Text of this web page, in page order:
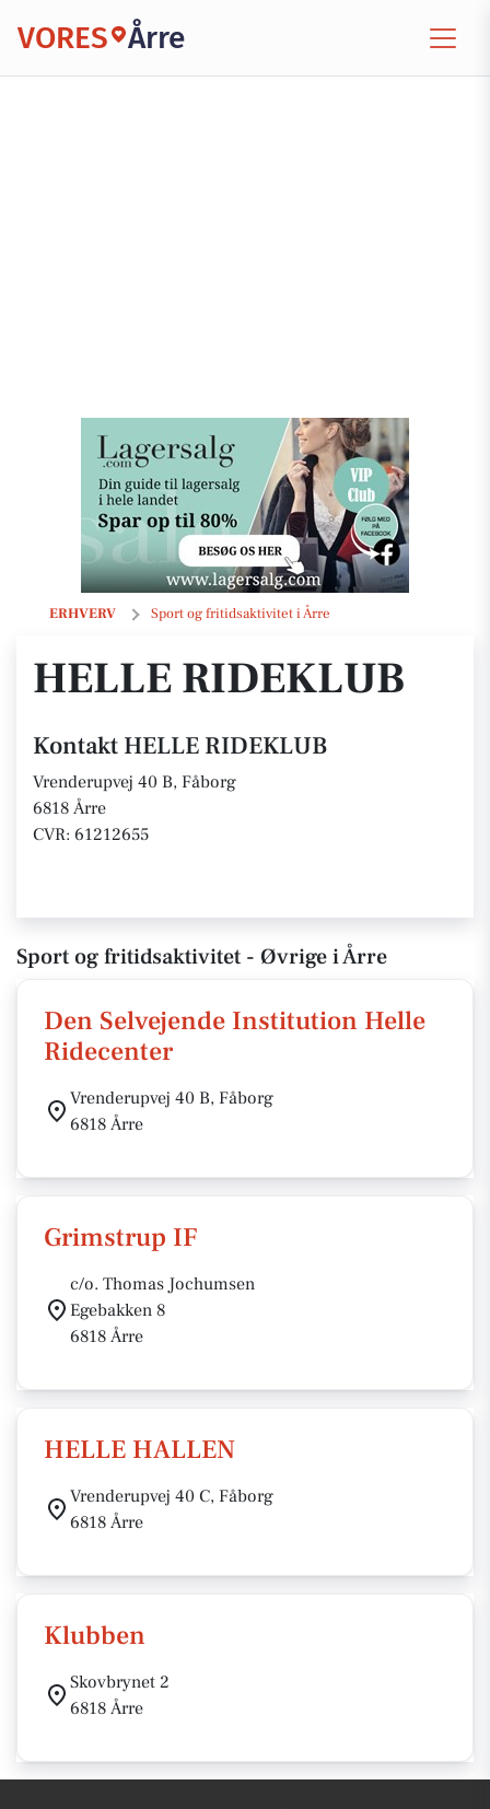
VORES Årre
ERHVERV Sport og fritidsaktivitet i Årre
HELLE RIDEKLUB
HELLE RIDEKLUB
Kontakt HELLE RIDEKLUB
Vrenderupvej 40 B, Fåborg
6818 Årre
CVR: 61212655
Sport og fritidsaktivitet - Øvrige i Årre
Den Selvejende Institution Helle
Ridecenter
Vrenderupvej 40 B, Fåborg
6818 Årre
Grimstrup IF
c/o. Thomas Jochumsen
Egebakken 8
6818 Årre
HELLE HALLEN
Vrenderupvej 40 C, Fåborg
6818 Årre
Klubben
Skovbrynet 2
6818 Årre